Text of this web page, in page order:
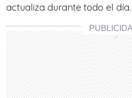
actualiza durante todo el día.